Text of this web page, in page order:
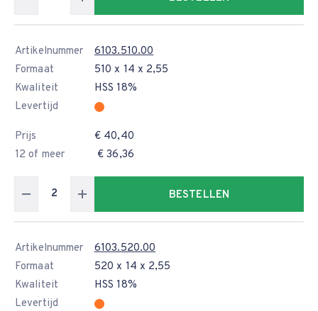
Artikelnummer
6103.510.00
Formaat
510 x 14 x 2,55
Kwaliteit
HSS 18%
Levertijd
Prijs
€ 40,40
12 of meer
€ 36,36
BESTELLEN
Artikelnummer
6103.520.00
Formaat
520 x 14 x 2,55
Kwaliteit
HSS 18%
Levertijd